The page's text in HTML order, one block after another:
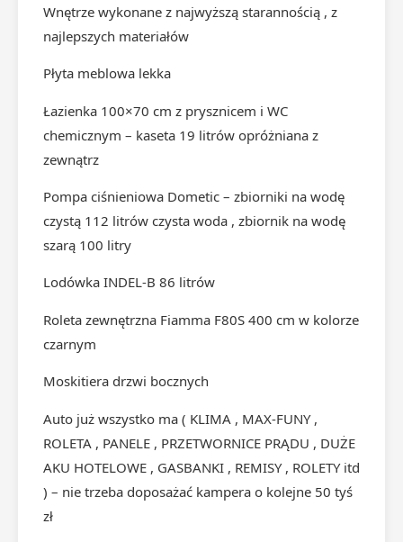
Wnętrze wykonane z najwyższą starannością , z
najlepszych materiałów
Płyta meblowa lekka
Łazienka 100×70 cm z prysznicem i WC
chemicznym – kaseta 19 litrów opróżniana z
zewnątrz
Pompa ciśnieniowa Dometic – zbiorniki na wodę
czystą 112 litrów czysta woda , zbiornik na wodę
szarą 100 litry
Lodówka INDEL-B 86 litrów
Roleta zewnętrzna Fiamma F80S 400 cm w kolorze
czarnym
Moskitiera drzwi bocznych
Auto już wszystko ma ( KLIMA , MAX-FUNY ,
ROLETA , PANELE , PRZETWORNICE PRĄDU , DUŻE
AKU HOTELOWE , GASBANKI , REMISY , ROLETY itd
) – nie trzeba doposażać kampera o kolejne 50 tyś
zł